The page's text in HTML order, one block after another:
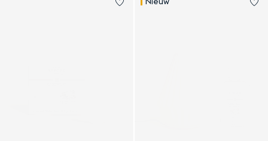
Log in om Navulling Nomad
Nieuw